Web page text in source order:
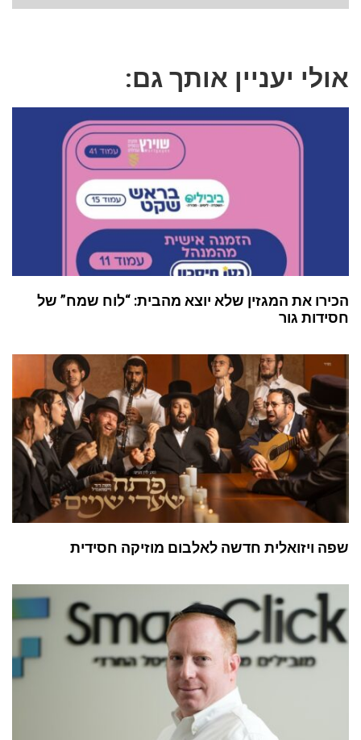
אולי יעניין אותך גם:
הכירו את המגזין שלא יוצא מהבית: “לוח שמח” של
חסידות גור
שפה ויזואלית חדשה לאלבום מוזיקה חסידית